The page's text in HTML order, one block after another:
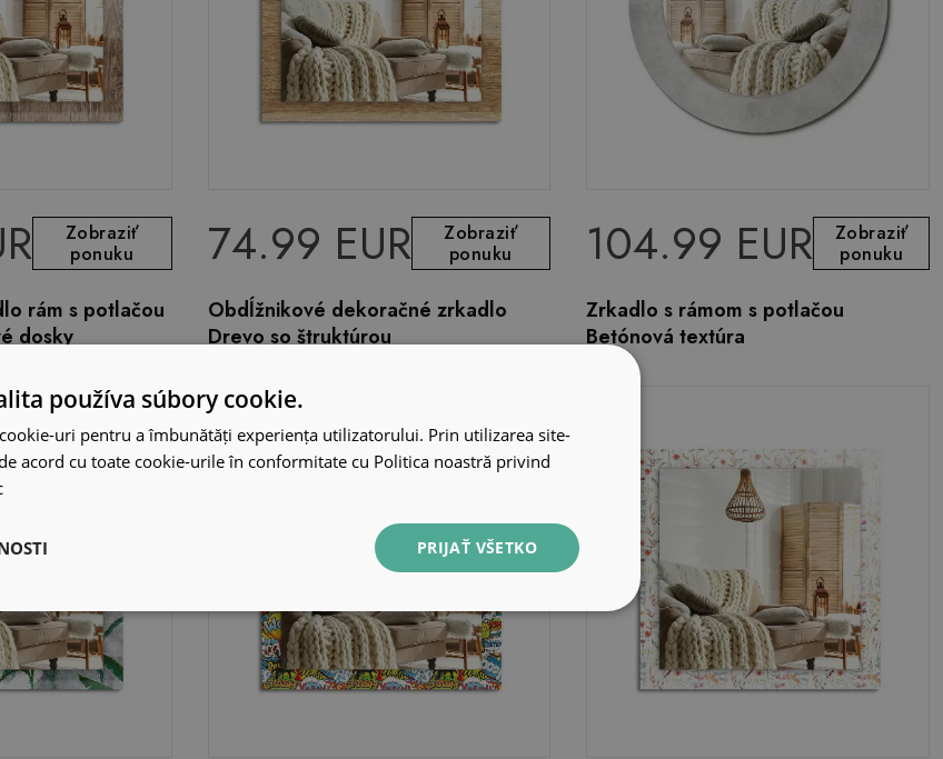
Zobraziť
ponuku
rám s potlačou
dosky
74.99 EUR
Zobraziť
ponuku
Obdĺžnikové dekoračné zrkadlo
Drevo so štruktúrou
104.99 EUR
Zobraziť
ponuku
Zrkadlo s rámom s potlačou
Betónová textúra
používa súbory cookie.
uri pentru a îmbunătăți experiența utilizatorului. Prin utilizarea site-
acord cu toate cookie-urile în conformitate cu Politica noastră privind
PRIJAŤ VŠETKO